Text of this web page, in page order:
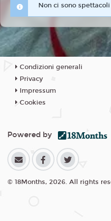
Non ci sono
Condizioni generali
Privacy
Impressum
Cookies
Powered by
© 18Months, 2026. All rights